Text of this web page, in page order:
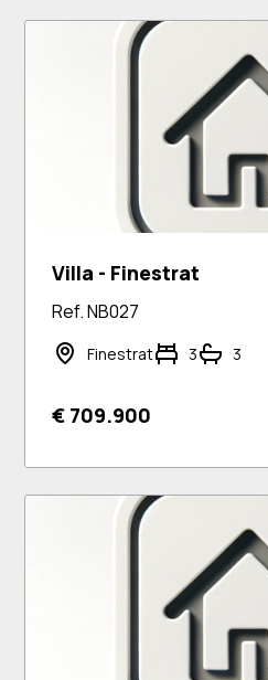
Villa - Finestrat
Ref. NB027
Finestrat 3 3
€ 709.900